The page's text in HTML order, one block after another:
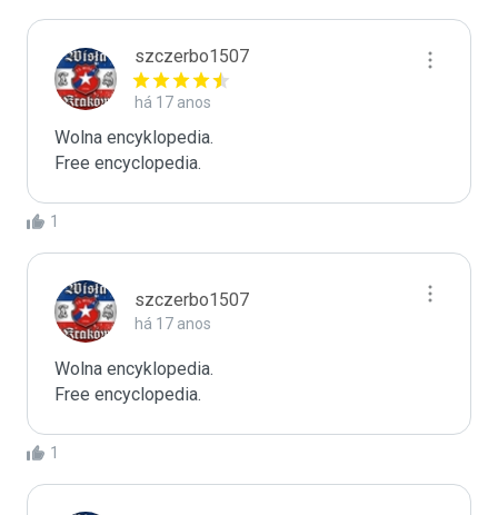
szczerbo1507
há 17 anos
Wolna encyklopedia.
Free encyclopedia.
1
szczerbo1507
há 17 anos
Wolna encyklopedia.
Free encyclopedia.
1